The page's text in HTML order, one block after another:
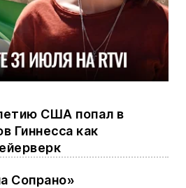
США попал в
Гиннесса как
Сопрано»